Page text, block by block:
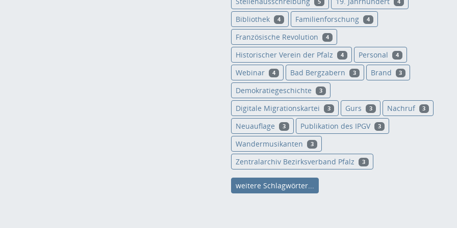
5 4
Bibliothek 4 Familienforschung 4
Französische Revolution 4
Historischer Verein der Pfalz 4 Personal 4
Webinar 4 Bad Bergzabern 3 Brand 3
Demokratiegeschichte 3
Digitale Migrationskartei 3 Gurs 3 Nachruf 3
Neuauflage 3 Publikation des IPGV 3
Wandermusikanten 3
Zentralarchiv Bezirksverband Pfalz 3
weitere Schlagwörter...